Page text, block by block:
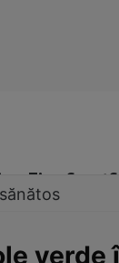
Time Sport
verde